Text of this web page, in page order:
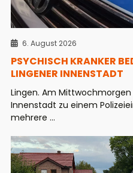
6. August 2026
PSYCHISCH KRANKER
LINGENER INNENSTADT
Lingen. Am
Innenstadt zu einem
mehrere ...